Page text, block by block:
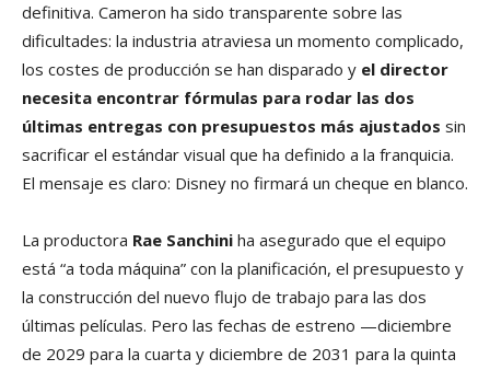
definitiva. Cameron ha sido transparente sobre las
dificultades: la industria atraviesa un momento complicado,
los costes de producción se han disparado y el director
necesita encontrar fórmulas para rodar las dos
últimas entregas con presupuestos más ajustados sin
sacrificar el estándar visual que ha definido a la franquicia.
El mensaje es claro: Disney no firmará un cheque en blanco.
La productora Rae Sanchini ha asegurado que el equipo
está “a toda máquina” con la planificación, el presupuesto y
la construcción del nuevo flujo de trabajo para las dos
últimas películas. Pero las fechas de estreno —diciembre
de 2029 para la cuarta y diciembre de 2031 para la quinta